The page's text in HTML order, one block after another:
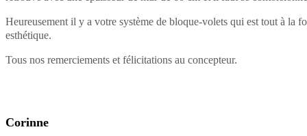
Heureusement il y a votre système de bloque-volets qui est tout à la
esthétique.
Tous nos remerciements et félicitations au concepteur.
Corinne